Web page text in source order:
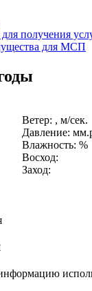
получения
для МСП
Ветер: , м/сек.
Давление:
Влажность: %
Восход:
Заход: